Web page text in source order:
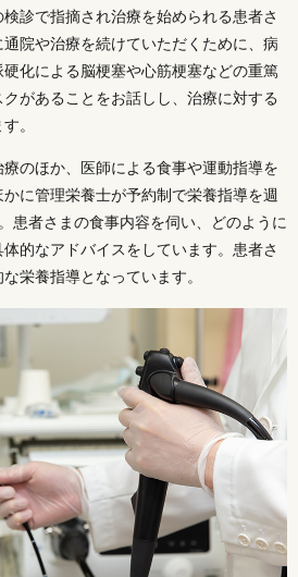
診で指摘され治療を始められる患者さ
院や治療を続けていただくために、病
化による脳梗塞や心筋梗塞などの重篤
があることをお話しし、治療に対する
。
のほか、医師による食事や運動指導を
に管理栄養士が予約制で栄養指導を週
患者さまの食事内容を伺い、どのように
的なアドバイスをしています。患者さ
栄養指導となっています。